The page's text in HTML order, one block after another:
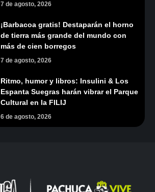
7 de agosto, 2026
¡Barbacoa gratis! Destaparán el horno
de tierra más grande del mundo con
más de cien borregos
7 de agosto, 2026
Ritmo, humor y libros: Insulini & Los
Espanta Suegras harán vibrar el Parque
Cultural en la FILIJ
6 de agosto, 2026